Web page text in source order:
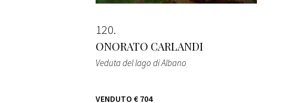
120
ONORATO CARLANDI
Veduta del lago di Albano
VENDUTO € 704